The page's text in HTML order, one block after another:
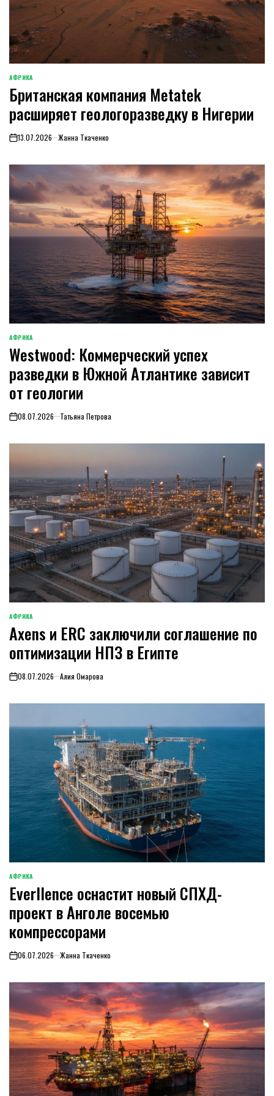
ОПУБЛИКОВАНО
В
АФРИКА
Британская компания Metatek
расширяет геологоразведку в Нигерии
on13.07.2026 Жанна Ткаченко
ОПУБЛИКОВАНО
В
АФРИКА
Westwood: Коммерческий успех
разведки в Южной Атлантике зависит
от геологии
on08.07.2026 Татьяна Петрова
ОПУБЛИКОВАНО
В
АФРИКА
Axens и ERC заключили соглашение по
оптимизации НПЗ в Египте
on08.07.2026 Алия Омарова
ОПУБЛИКОВАНО
В
АФРИКА
Everllence оснастит новый СПХД-
проект в Анголе восемью
компрессорами
on06.07.2026 Жанна Ткаченко